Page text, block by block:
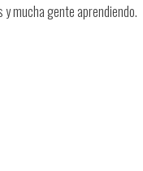
mucha gente aprendiendo.